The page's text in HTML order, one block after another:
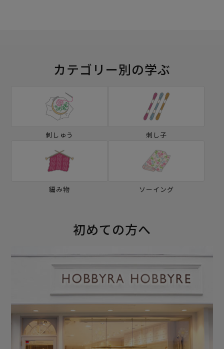
カテゴリー別の学ぶ
刺しゅう 刺し子
編み物 ソーイング
初めての方へ